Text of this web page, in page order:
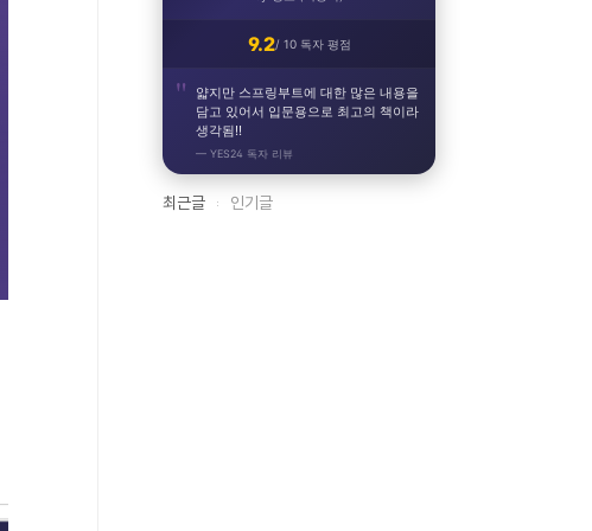
9.2/ 10 독자 평점
얇지만 스프링부트에 대한 많은 내용을
담고 있어서 입문용으로 최고의 책이라
생각됨!!
— YES24 독자 리뷰
최근글 인기글